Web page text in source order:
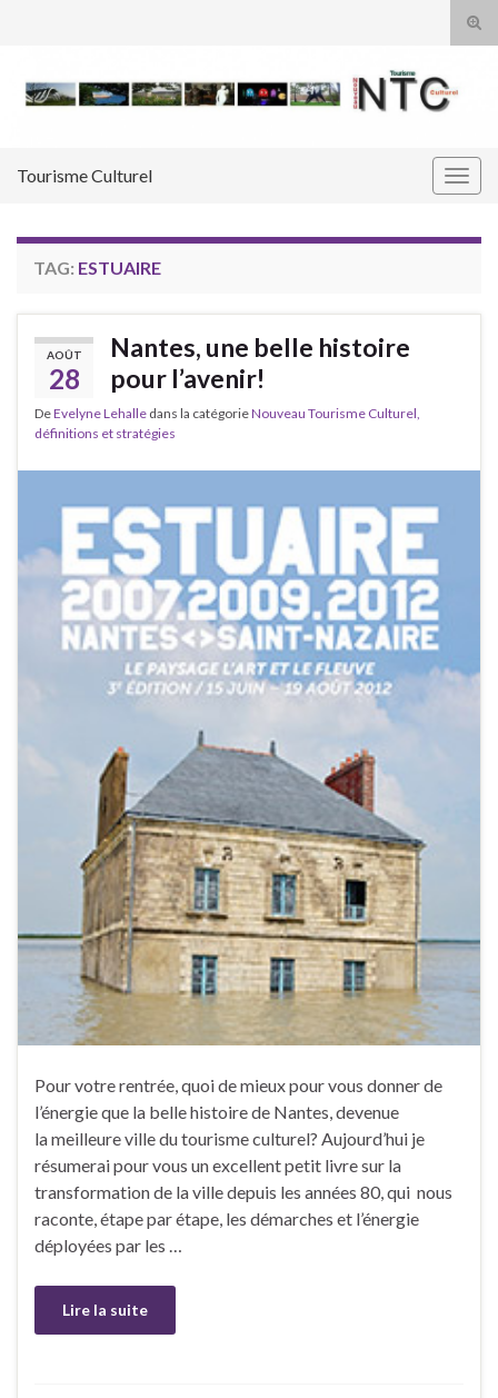
Tourisme Culturel
TAG: ESTUAIRE
AOÛT
28
Nantes, une belle histoire
pour l’avenir!
DeEvelyne Lehalle dans la catégorieNouveau Tourisme Culturel,
définitions et stratégies
Pour votre rentrée, quoi de mieux pour vous donner de
l’énergie que la belle histoire de Nantes, devenue
la meilleure ville du tourisme culturel? Aujourd’hui je
résumerai pour vous un excellent petit livre sur la
transformation de la ville depuis les années 80, qui nous
raconte, étape par étape, les démarches et l’énergie
déployées par les …
Lire la suite